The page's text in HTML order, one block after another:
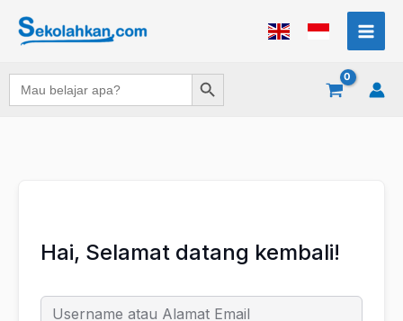
Search
for:
Search Button
Hai, Selamat datang kembali!